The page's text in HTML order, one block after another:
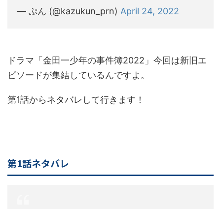
— ぷん (@kazukun_prn) April 24, 2022
ドラマ「金田一少年の事件簿2022」今回は新旧エ
ピソードが集結しているんですよ。
第1話からネタバレして行きます！
第1話ネタバレ